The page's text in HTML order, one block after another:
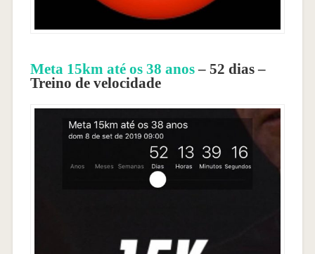
Meta 15km até os 38 anos– 52 dias –
Treino de velocidade